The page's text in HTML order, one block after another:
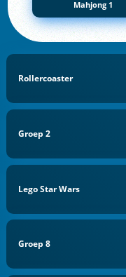
Mahjong 1
Rollercoaster
Groep 2
Lego Star Wars
Groep 8